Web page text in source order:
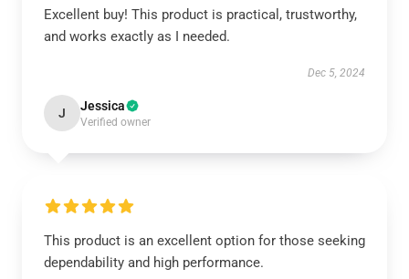
Excellent buy! This product is practical, trustworthy,
and works exactly as I needed.
Dec 5, 2024
J Jessica
Verified owner
This product is an excellent option for those seeking
dependability and high performance.